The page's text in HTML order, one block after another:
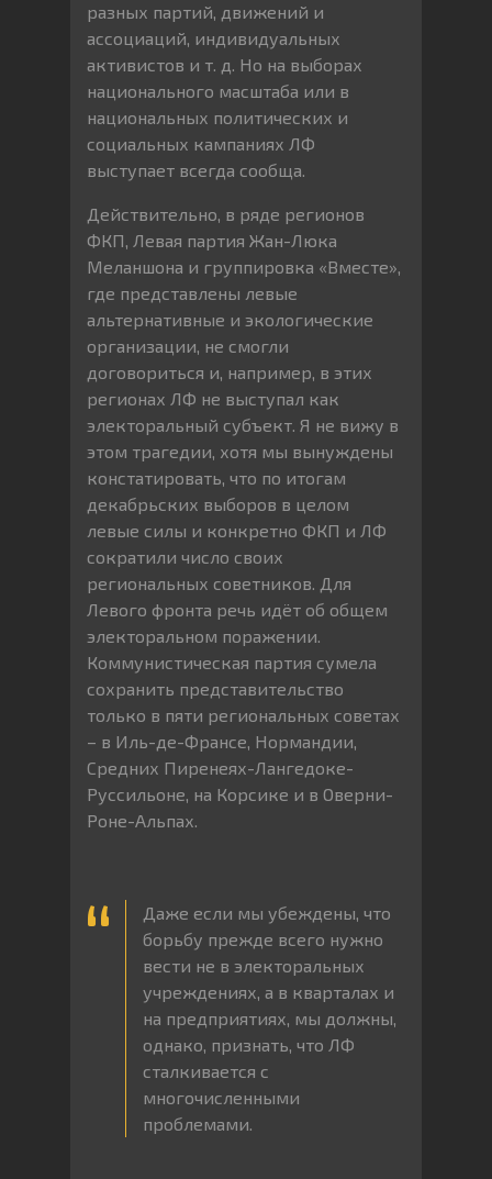
разных партий, движений и
ассоциаций, индивидуальных
активистов и т. д. Но на выборах
национального масштаба или в
национальных политических и
социальных кампаниях ЛФ
выступает всегда сообща.
Действительно, в ряде регионов
ФКП, Левая партия Жан-Люка
Меланшона и группировка «Вместе»,
где представлены левые
альтернативные и экологические
организации, не смогли
договориться и, например, в этих
регионах ЛФ не выступал как
электоральный субъект. Я не вижу в
этом трагедии, хотя мы вынуждены
констатировать, что по итогам
декабрьских выборов в целом
левые силы и конкретно ФКП и ЛФ
сократили число своих
региональных советников. Для
Левого фронта речь идёт об общем
электоральном поражении.
Коммунистическая партия сумела
сохранить представительство
только в пяти региональных советах
– в Иль-де-Франсе, Нормандии,
Средних Пиренеях-Лангедоке-
Руссильоне, на Корсике и в Оверни-
Роне-Альпах.
Даже если мы убеждены, что
борьбу прежде всего нужно
вести не в электоральных
учреждениях, а в кварталах и
на предприятиях, мы должны,
однако, признать, что ЛФ
сталкивается с
многочисленными
проблемами.